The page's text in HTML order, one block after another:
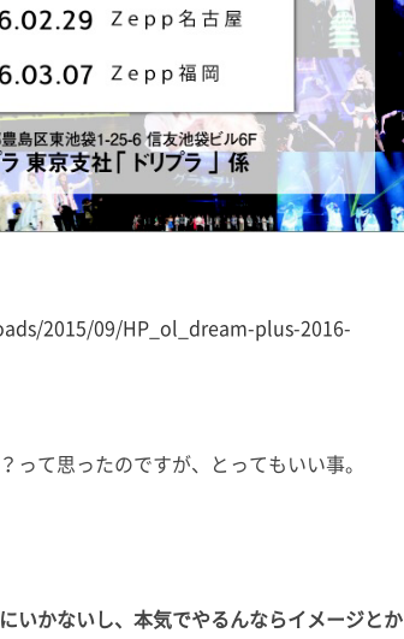
2015/09/HP_ol_dream-plus-2016-
って思ったのですが、とってもいい事。
いかないし、本気でやるんならイメージとか